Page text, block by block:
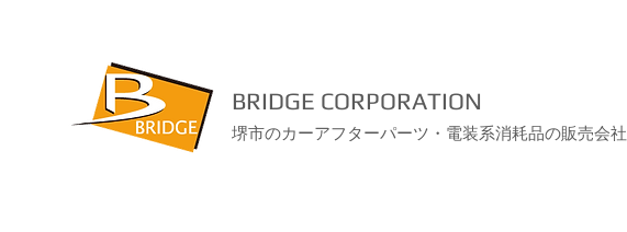
BRIDGE CORPORATION
堺市のカーアフターパーツ・電装系消耗品の販売会社